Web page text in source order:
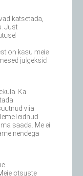
katsetada,
Just
on kasu meie
julgeksid
Ka
viia
leidnud
saada. Me ei
nendega
otsuste